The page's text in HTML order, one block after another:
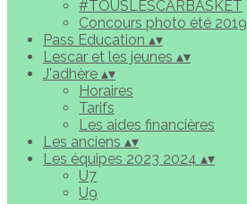
#TOUSLESCARBASKET
Concours photo été 2019
Pass Education ▴▾
Lescar et les jeunes ▴▾
J'adhère ▴▾
Horaires
Tarifs
Les aides financières
Les anciens ▴▾
Les équipes 2023 2024 ▴▾
U7
U9